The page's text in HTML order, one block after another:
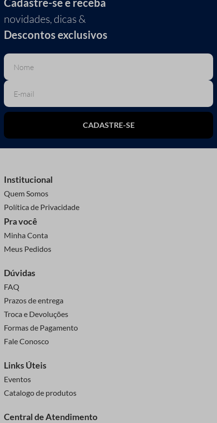
Cadastre-se e receba
novidades, dicas &
Descontos exclusivos
CADASTRE-SE
Institucional
Quem Somos
Política de Privacidade
Pra você
Minha Conta
Meus Pedidos
Dúvidas
FAQ
Prazos de entrega
Troca e Devoluções
Formas de Pagamento
Fale Conosco
Links Úteis
Eventos
Catalogo de produtos
Central de Atendimento